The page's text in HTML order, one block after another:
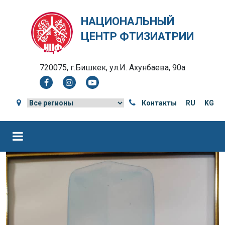
НАЦИОНАЛЬНЫЙ
ЦЕНТР ФТИЗИАТРИИ
720075, г.Бишкек, ул.И. Ахунбаева, 90а
Контакты RU KG